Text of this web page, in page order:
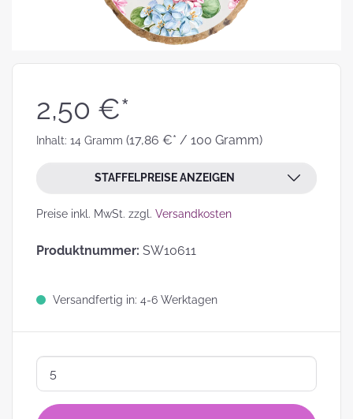
2,50 €*
Inhalt: 14 Gramm (17,86 €* / 100 Gramm)
STAFFELPREISE ANZEIGEN
Preise inkl. MwSt. zzgl. Versandkosten
Produktnummer: SW10611
Versandfertig in: 4-6 Werktagen